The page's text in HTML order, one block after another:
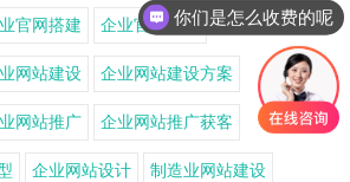
官网搭建 企业官网设计
网站建设 企业网站建设方案
网站推广 企业网站推广获客
企业网站设计 制造业网站建设
你们是怎么收费的呢